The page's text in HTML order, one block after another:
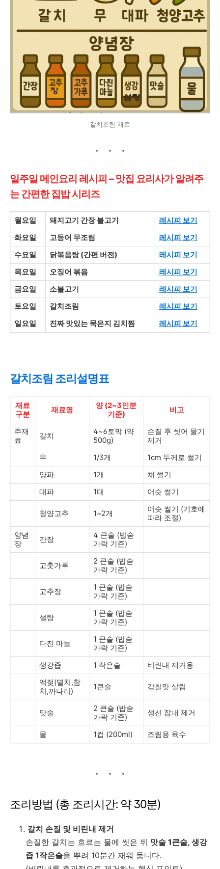
갈치조림 재료
일주일 메인요리 레시피 – 맛집 요리사가 알려주
는 간편한 집밥 시리즈
월요일 돼지고기 간장 불고기
레시피 보기
화요일
고등어 무조림
레시피 보기
수요일
닭볶음탕 (간편 버전)
레시피 보기
목요일
오징어 볶음
레시피 보기
금요일
소불고기
레시피 보기
토요일
갈치조림
레시피 보기
일요일
진짜 맛있는 묵은지 김치찜 레시피 보기
갈치조림 조리설명표
재료
구분
재료명
양 (2~3인분
기준)
비고
주재
료
갈치
4~6토막 (약
500g)
손질 후 씻어 물기
제거
무
1/3개
1cm 두께로 썰기
양파
1개
채 썰기
대파
1대 어슷 썰기
청양고추 1~2개
어슷 썰기 (기호에
따라 조절)
양념
장
간장
4 큰술 (밥숟
가락 기준)
고춧가루
2 큰술 (밥숟
가락 기준)
고추장
1 큰술 (밥숟
가락 기준)
설탕
1 큰술 (밥숟
가락 기준)
다진 마늘
1 큰술 (밥숟
가락 기준)
생강즙
1 작은술
비린내 제거용
액젖(멸치,참
치,까나리)
1큰술 감칠맛 살림
맛술
2 큰술 (밥숟
가락 기준)
생선 잡내 제거
물 1컵 (200ml) 조림용 육수
조리방법 (총 조리시간: 약 30분)
갈치 손질 및 비린내 제거
손질한 갈치는 흐르는 물에 씻은 뒤 맛술 1큰술, 생강
즙 1작은술을 뿌려 10분간 재워 둡니다.